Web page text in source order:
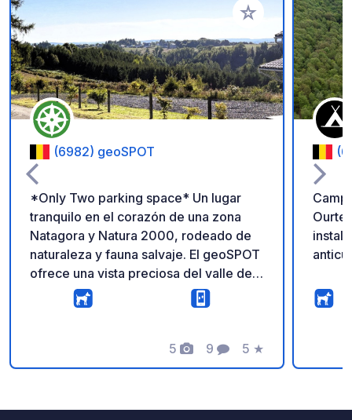
Añadir a tus
(6982) geoSPOT
*Only Two parking space* Un lugar
tranquilo en el corazón de una zona
Natagora y Natura 2000, rodeado de
naturaleza y fauna salvaje. El geoSPOT
ofrece una vista preciosa del valle de
la Bellemeuse y acceso directo a
muchas rutas señalizadas de
de Nadrin, donde encontrarás todos
los servicios necesarios, disfrutando
5
Fotos
9
Comentarios
5
Calificación
★